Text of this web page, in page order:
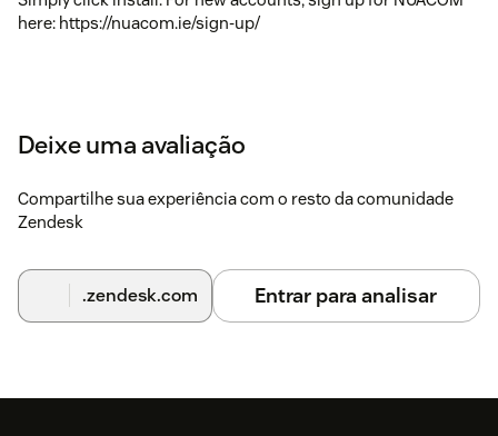
here: https://nuacom.ie/sign-up/
Deixe uma avaliação
Compartilhe sua experiência com o resto da comunidade
Zendesk
.zendesk.com Entrar para analisar